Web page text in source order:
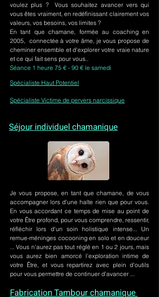
voulez plus ? Vous souhaitez avancer vers qui
vous êtes vraiment, en redéfinissant clairement vos
valeurs, vos besoins, vos limites ?
En tant que chamane, formée au coaching en
2005, connectée à votre âme, je vous propose de
cheminer ensemble et d'explorer votre vraie nature
et ce qui fait sens pour vous..
Séance 1 heure 75 € - 90 € le samedi
Spécialiste Haut Potentiel
Spécialiste Victime de pervers narcissique
Séjour individuel chamanique
Je vous propose, en tant que chamane, de vous
accompagner lors d'une halte rien que pour vous.
En vous accordant ce temps de mise au point de
votre Être profond, pour vous comprendre, ressentir,
réfléchir lors d'un soin holistique intense... Un
remue-méninges cocooning en solo et en douceur
... Vous n'aurez pas tout réglé en 1 ou 2 jours, mais
vous aurez bien amorcé l'exploration intime de
votre Être, et vous repartirez avec plein d'outils
pour vous permettre de continuer d'avancer ...
Fabrication Tambour chamanique